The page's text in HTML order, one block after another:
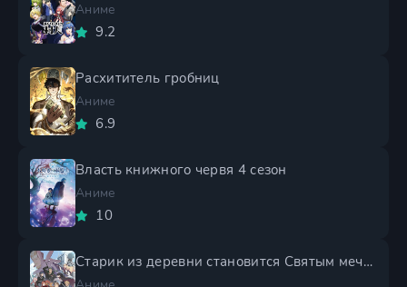
Аниме
9.2
Расхититель гробниц
Аниме
6.9
Власть книжного червя 4 сезон
Аниме
10
Старик из деревни становится Святым мечом 2 сезон